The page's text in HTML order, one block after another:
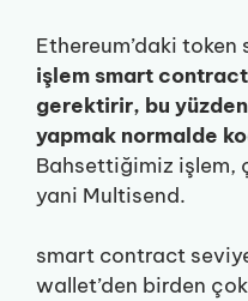
Ethereum’daki token
işlem smart
gerektirir, bu
yapmak normalde
Bahsettiğimiz işlem,
yani Multisend.
smart contract
wallet’den birden çok